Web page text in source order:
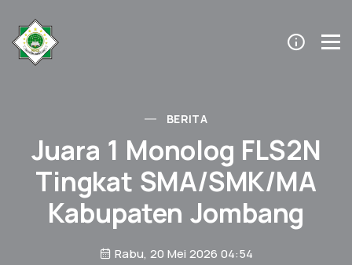
BERITA
Juara 1 Monolog FLS2N
Tingkat SMA/SMK/MA
Kabupaten Jombang
Rabu, 20 Mei 2026 04:54